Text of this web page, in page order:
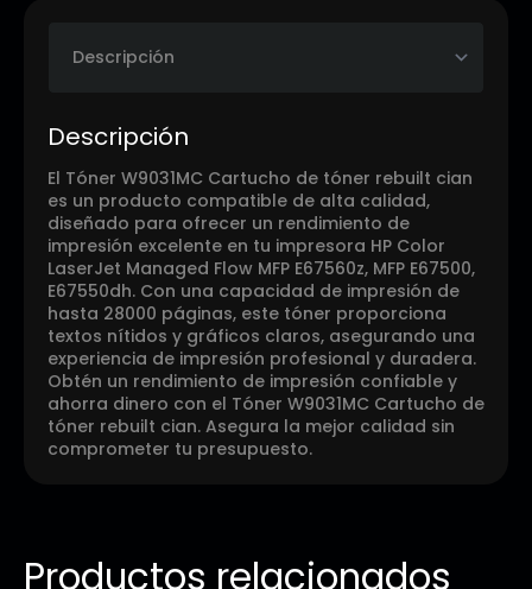
Descripción
El Tóner W9031MC Cartucho de tóner rebuilt cian
es un producto compatible de alta calidad,
diseñado para ofrecer un rendimiento de
impresión excelente en tu impresora HP Color
LaserJet Managed Flow MFP E67560z, MFP E67500,
E67550dh. Con una capacidad de impresión de
hasta 28000 páginas, este tóner proporciona
textos nítidos y gráficos claros, asegurando una
experiencia de impresión profesional y duradera.
Obtén un rendimiento de impresión confiable y
ahorra dinero con el Tóner W9031MC Cartucho de
tóner rebuilt cian. Asegura la mejor calidad sin
comprometer tu presupuesto.
Productos relacionados